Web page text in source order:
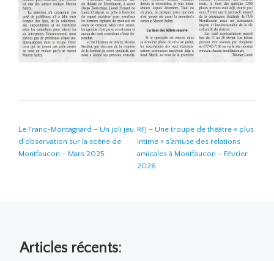
Le Franc-Montagnard – Un joli jeu
d’observation sur la scène de
Montfaucon – Mars 2025
RFJ – Une troupe de théâtre « plus
intime » s’amuse des relations
amicales à Montfaucon – Février
2026
Articles récents: